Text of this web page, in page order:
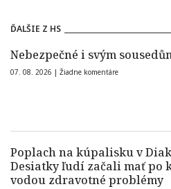
ĎALŠIE Z HS
Nebezpečné i svým
07. 08. 2026 | Žiadne komentáre
Poplach na kúpalisku v
Desiatky ľudí začali mať po
vodou zdravotné problémy